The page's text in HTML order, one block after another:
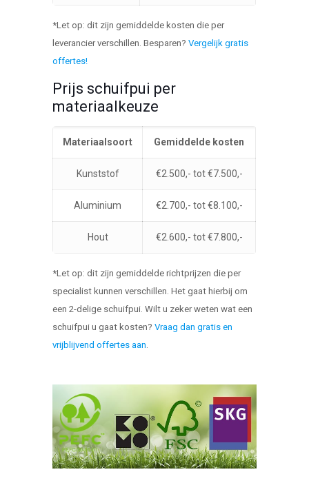
*Let op: dit zijn gemiddelde kosten die per
leverancier verschillen. Besparen?Vergelijk gratis
offertes!
Prijs schuifpui per
materiaalkeuze
Materiaalsoort Gemiddelde kosten
Kunststof €2.500,- tot €7.500,-
Aluminium €2.700,- tot €8.100,-
Hout €2.600,- tot €7.800,-
*Let op: dit zijn gemiddelde richtprijzen die per
specialist kunnen verschillen. Het gaat hierbij om
een 2-delige schuifpui. Wilt u zeker weten wat een
schuifpui u gaat kosten?Vraag dan gratis en
vrijblijvend offertes aan